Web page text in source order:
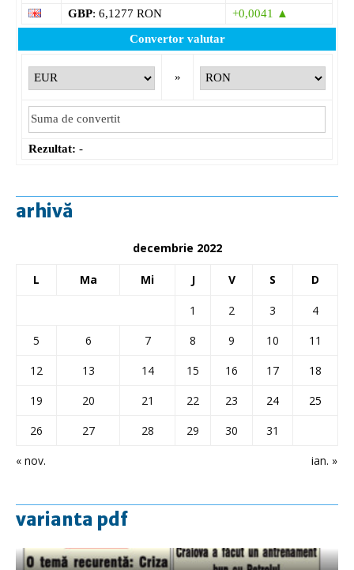
GBP: 6,1277 RON
+0,0041 ▲
Convertor valutar
»
Rezultat: -
arhivă
decembrie 2022
L Ma Mi J V S D
« nov. ian. »
1 2 3
4
5
6 7 8 9 10
11
12
13 14 15 16 17
18
19
20 21 22 23 24
25
26
27 28 29 30 31
varianta pdf